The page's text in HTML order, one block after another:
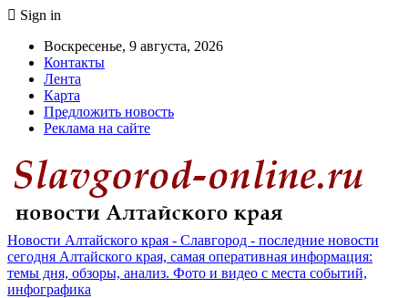
Sign in
Воскресенье, 9 августа, 2026
Контакты
Лента
Карта
Предложить новость
Реклама на сайте
Новости Алтайского края - Славгород - последние новости
сегодня Алтайского края, самая оперативная информация:
темы дня, обзоры, анализ. Фото и видео с места событий,
инфографика